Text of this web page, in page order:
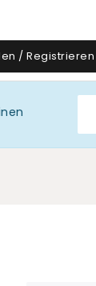
/ Registrieren